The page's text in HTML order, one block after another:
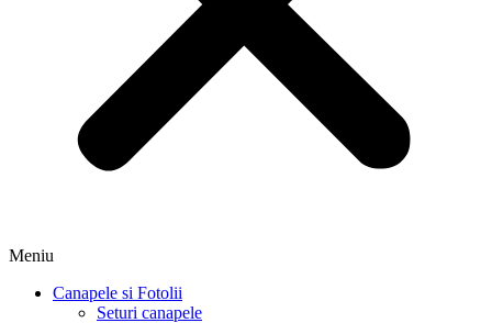
Meniu
Canapele si Fotolii
Seturi canapele